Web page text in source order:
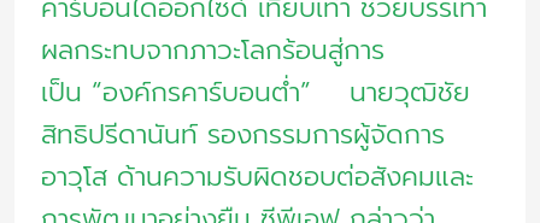
ผลกระทบจากภาวะโลกร้อนสู่การ
เป็น “องค์กรคาร์บอนต่ำ” นายวุฒิชัย
สิทธิปรีดานันท์ รองกรรมการผู้จัดการ
อาวุโส ด้านความรับผิดชอบต่อสังคมและ